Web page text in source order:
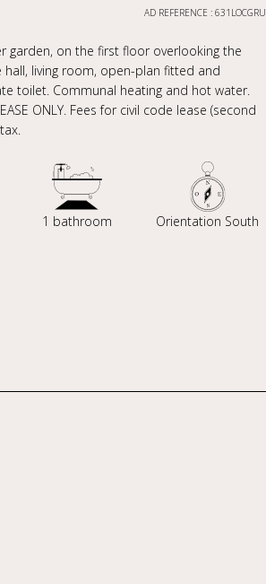
AD REFERENCE : 631LOCGRU
garden, on the first floor overlooking the
living room, open-plan fitted and
toilet. Communal heating and hot water.
ONLY. Fees for civil code lease (second
1 bathroom Orientation South